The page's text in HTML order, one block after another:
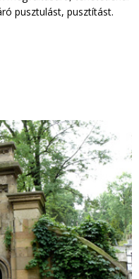
pusztulást, pusztítást.